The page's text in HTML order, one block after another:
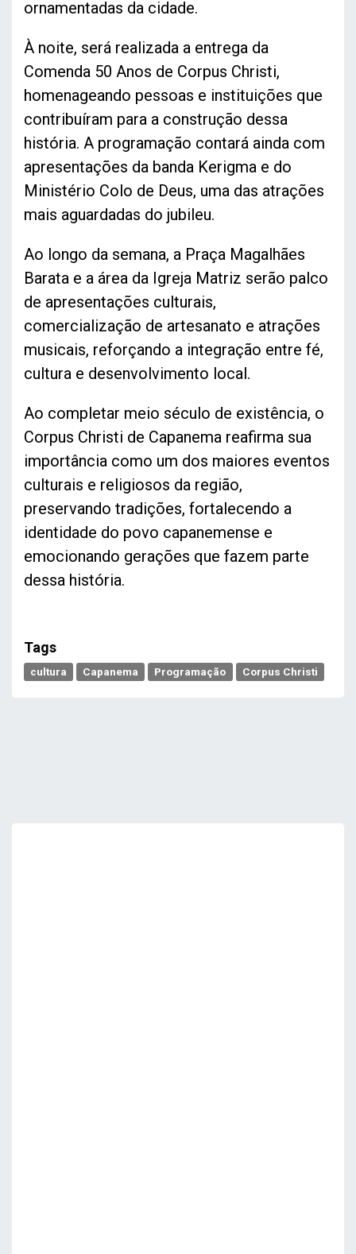
ornamentadas da cidade.
À noite, será realizada a entrega da
Comenda 50 Anos de Corpus Christi,
homenageando pessoas e instituições que
contribuíram para a construção dessa
história. A programação contará ainda com
apresentações da banda Kerigma e do
Ministério Colo de Deus, uma das atrações
mais aguardadas do jubileu.
Ao longo da semana, a Praça Magalhães
Barata e a área da Igreja Matriz serão palco
de apresentações culturais,
comercialização de artesanato e atrações
musicais, reforçando a integração entre fé,
cultura e desenvolvimento local.
Ao completar meio século de existência, o
Corpus Christi de Capanema reafirma sua
importância como um dos maiores eventos
culturais e religiosos da região,
preservando tradições, fortalecendo a
identidade do povo capanemense e
emocionando gerações que fazem parte
dessa história.
Tags
cultura Capanema Programação Corpus Christi